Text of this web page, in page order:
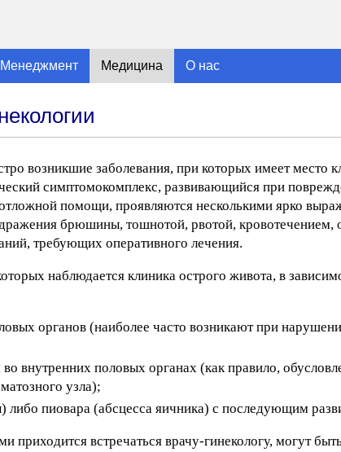
Менеджмент Медицина О нас
возникшие заболевания, при которых имеет место
симптомокомплекс, развивающийся при
помощи, проявляются несколькими ярко
брюшины, тошнотой, рвотой,
требующих оперативного лечения.
наблюдается клиника острого живота, в
органов (наиболее часто возникают при
внутренних половых органах (как правило,
узла);
либо пиовара (абсцесса яичника) с последующим
приходится встречаться врачу-гинекологу, могут